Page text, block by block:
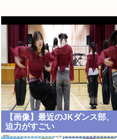
【画像】最近のJKダンス部、
迫力がすごい